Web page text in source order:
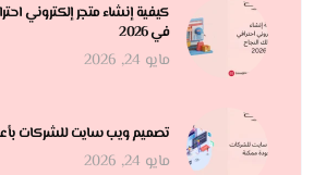
كيفية إنشاء متجر إلكتروني
في 2026
مايو 24, 2026
تصميم ويب سايت للشركات
مايو 24, 2026